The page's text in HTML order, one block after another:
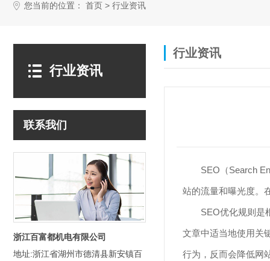
您当前的位置： 首页 > 行业资讯
行业资讯
联系我们
浙江百富都机电有限公司
地址:浙江省湖州市德清县新安镇百
行业资讯
SEO（Search
站的流量和曝光度。
SEO优化规则是
文章中适当地使用关
行为，反而会降低网